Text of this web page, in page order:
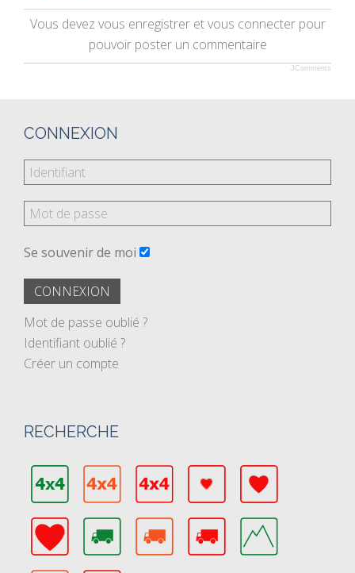
Vous devez vous enregistrer et vous connecter pour
pouvoir poster un commentaire
JComments
CONNEXION
Se souvenir de moi
CONNEXION
Mot de passe oublié ?
Identifiant oublié ?
Créer un compte
RECHERCHE